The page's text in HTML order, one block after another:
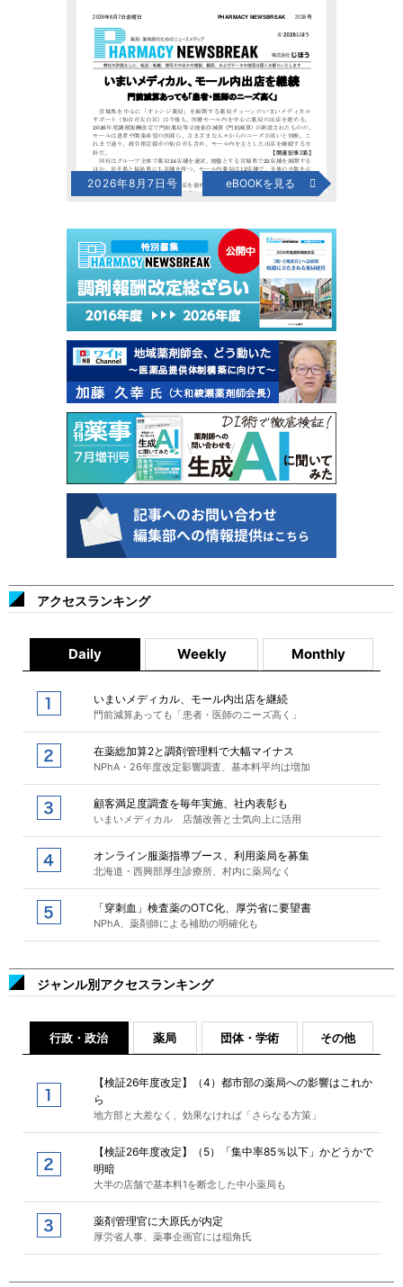
2026年8月7日号 eBOOKを見る
アクセスランキング
Daily Weekly Monthly
いまいメディカル、モール内出店を継続
門前減算あっても「患者・医師のニーズ高く」
在薬総加算2と調剤管理料で大幅マイナス
NPhA・26年度改定影響調査、基本料平均は増加
顧客満足度調査を毎年実施、社内表彰も
いまいメディカル 店舗改善と士気向上に活用
オンライン服薬指導ブース、利用薬局を募集
北海道・西興部厚生診療所、村内に薬局なく
「穿刺血」検査薬のOTC化、厚労省に要望書
NPhA、薬剤師による補助の明確化も
ジャンル別アクセスランキング
行政・政治 薬局 団体・学術 その他
【検証26年度改定】（4）都市部の薬局への影響はこれか
ら
地方部と大差なく、効果なければ「さらなる方策」
【検証26年度改定】（5）「集中率85％以下」かどうかで
明暗
大半の店舗で基本料1を断念した中小薬局も
薬剤管理官に大原氏が内定
厚労省人事、薬事企画官には稲角氏